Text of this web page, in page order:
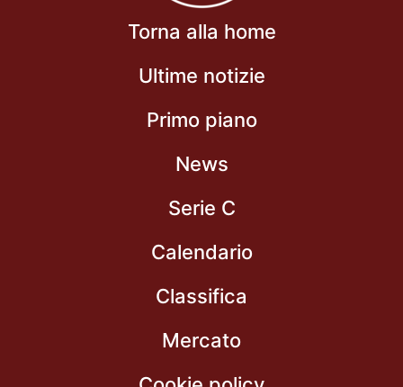
Torna alla home
Ultime notizie
Primo piano
News
Serie C
Calendario
Classifica
Mercato